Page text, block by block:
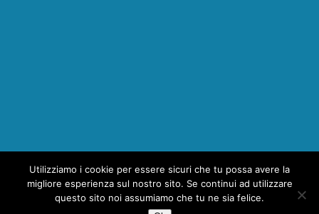
Utilizziamo i cookie per essere sicuri che tu possa avere la
migliore esperienza sul nostro sito. Se continui ad utilizzare
questo sito noi assumiamo che tu ne sia felice.